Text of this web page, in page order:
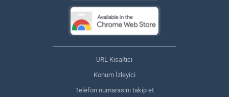
URL Kısaltıcı
Konum İzleyici
Telefon numarasını takip et